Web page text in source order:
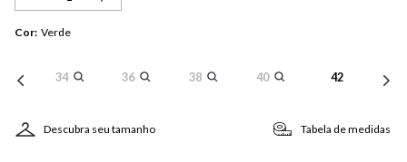
Cor: Verde
34 36 38 40 42
Descubra seu tamanho Tabela de medidas